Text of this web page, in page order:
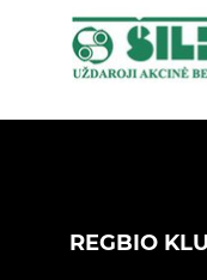
REGBIO